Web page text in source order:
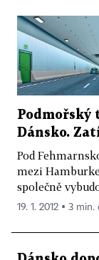
Podmořský
Dánsko.
Pod
mezi
společně
19. 1. 2012 ▪ 3 min.